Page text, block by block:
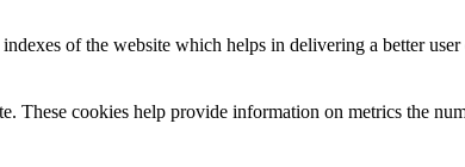
of the website which helps in delivering a better
These cookies help provide information on metrics the